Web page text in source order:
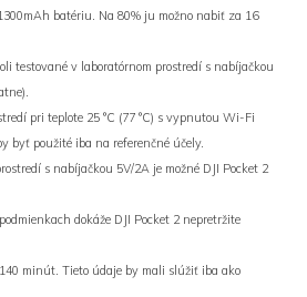
batériu. Na 80% ju možno nabiť za 16
testované v laboratórnom prostredí s nabíjačkou
pri teplote 25 °C (77 °C) s vypnutou Wi-Fi
byť použité iba na referenčné účely.
s nabíjačkou 5V/2A je možné DJI Pocket 2
dokáže DJI Pocket 2 nepretržite
minút. Tieto údaje by mali slúžiť iba ako